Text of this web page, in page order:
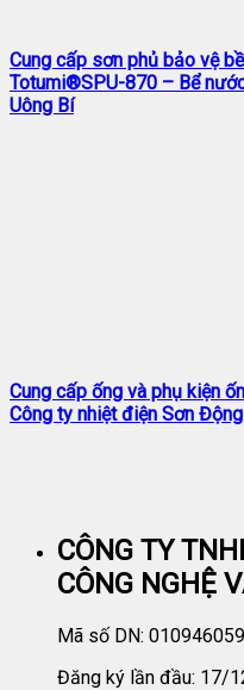
Cung cấp sơn phủ bảo vệ
Totumi®SPU-870 – Bể
Uông Bí
Cung cấp ống và phụ kiện
Công ty nhiệt điện Sơn Động
CÔNG TY
CÔNG NGHỆ
Mã số DN:
Đăng ký lần đầu: 17/